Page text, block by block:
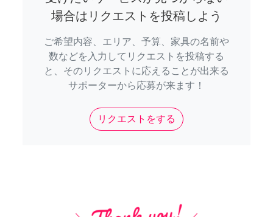
場合はリクエストを投稿しよう
ご希望内容、エリア、予算、家具の名前や
数などを入力してリクエストを投稿する
と、そのリクエストに応えることが出来る
サポーターから応募が来ます！
リクエストをする